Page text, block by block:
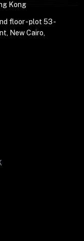
Kong
floor - plot 53 -
New Cairo,